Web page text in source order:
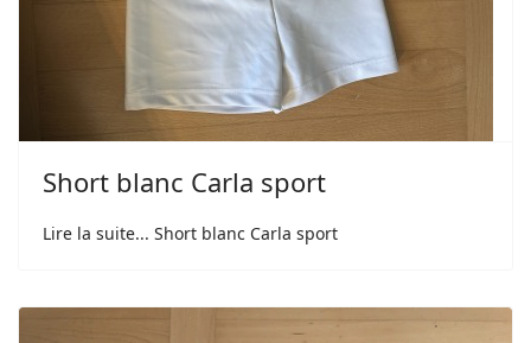
Short blanc Carla sport